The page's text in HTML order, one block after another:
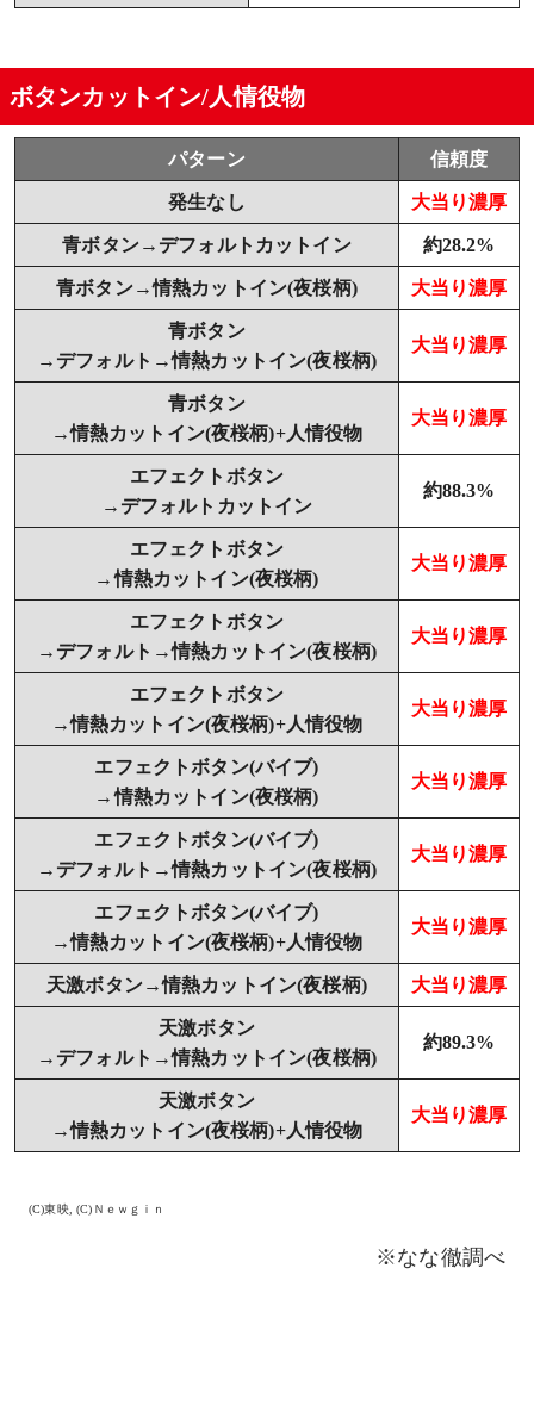
ボタンカットイン/人情役物
パターン 信頼度
発生なし 大当り濃厚
青ボタン→デフォルトカットイン 約28.2%
青ボタン→情熱カットイン(夜桜柄) 大当り濃厚
青ボタン
→デフォルト→情熱カットイン(夜桜柄)
大当り濃厚
青ボタン
→情熱カットイン(夜桜柄)+人情役物
大当り濃厚
エフェクトボタン
→デフォルトカットイン
約88.3%
エフェクトボタン
→情熱カットイン(夜桜柄)
大当り濃厚
エフェクトボタン
→デフォルト→情熱カットイン(夜桜柄)
大当り濃厚
エフェクトボタン
→情熱カットイン(夜桜柄)+人情役物
大当り濃厚
エフェクトボタン(バイブ)
→情熱カットイン(夜桜柄)
大当り濃厚
エフェクトボタン(バイブ)
→デフォルト→情熱カットイン(夜桜柄)
大当り濃厚
エフェクトボタン(バイブ)
→情熱カットイン(夜桜柄)+人情役物
大当り濃厚
天激ボタン→情熱カットイン(夜桜柄) 大当り濃厚
天激ボタン
→デフォルト→情熱カットイン(夜桜柄)
約89.3%
天激ボタン
→情熱カットイン(夜桜柄)+人情役物
大当り濃厚
(C)東映, (C)Ｎｅｗｇｉｎ
※なな徹調べ